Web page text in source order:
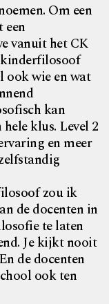
Om een
een
vanuit het CK
kinderfilosoof
ook wie en wat
kan
klus. Level 2
en meer
zou ik
de docenten in
te laten
Je kijkt nooit
de docenten
ook ten